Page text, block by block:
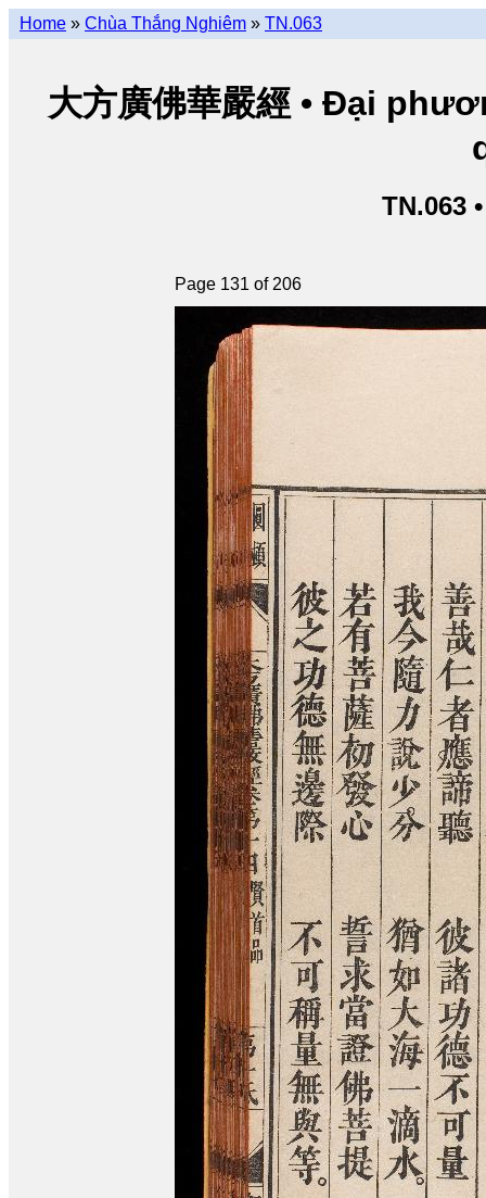
Home » Chùa Thắng Nghiêm » TN.063
大方廣佛華嚴經 • Đại
TN.063
Page 131 of 206